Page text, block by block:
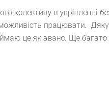
колективу в укріпленні
працювати.
це як аванс. Ще